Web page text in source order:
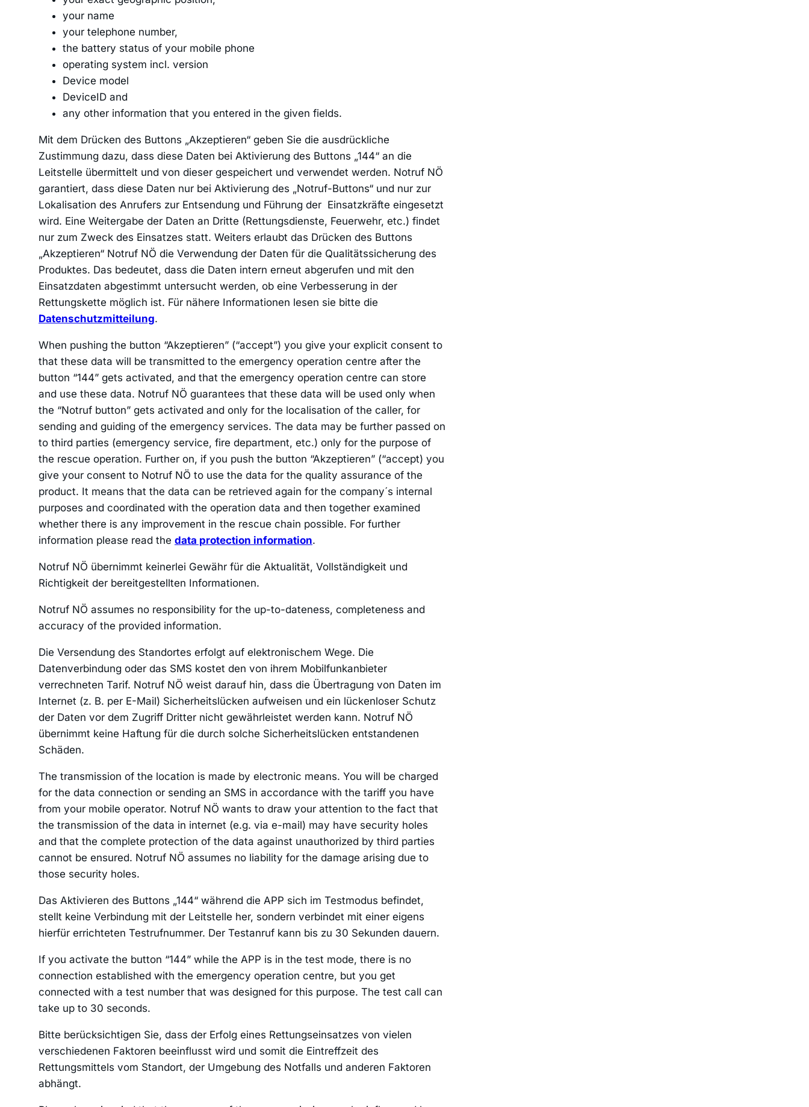
your name
your telephone number,
the battery status of your mobile phone
operating system incl. version
Device model
DeviceID and
any other information that you entered in the given fields.
Mit dem Drücken des Buttons „Akzeptieren“ geben Sie die ausdrückliche
Zustimmung dazu, dass diese Daten bei Aktivierung des Buttons „144“ an die
Leitstelle übermittelt und von dieser gespeichert und verwendet werden. Notruf NÖ
garantiert, dass diese Daten nur bei Aktivierung des „Notruf-Buttons“ und nur zur
Lokalisation des Anrufers zur Entsendung und Führung der Einsatzkräfte eingesetzt
wird. Eine Weitergabe der Daten an Dritte (Rettungsdienste, Feuerwehr, etc.) findet
nur zum Zweck des Einsatzes statt. Weiters erlaubt das Drücken des Buttons
„Akzeptieren“ Notruf NÖ die Verwendung der Daten für die Qualitätssicherung des
Produktes. Das bedeutet, dass die Daten intern erneut abgerufen und mit den
Einsatzdaten abgestimmt untersucht werden, ob eine Verbesserung in der
Rettungskette möglich ist. Für nähere Informationen lesen sie bitte die
Datenschutzmitteilung.
When pushing the button “Akzeptieren” (“accept”) you give your explicit consent to
that these data will be transmitted to the emergency operation centre after the
button “144” gets activated, and that the emergency operation centre can store
and use these data. Notruf NÖ guarantees that these data will be used only when
the “Notruf button” gets activated and only for the localisation of the caller, for
sending and guiding of the emergency services. The data may be further passed on
to third parties (emergency service, fire department, etc.) only for the purpose of
the rescue operation. Further on, if you push the button “Akzeptieren” (“accept) you
give your consent to Notruf NÖ to use the data for the quality assurance of the
product. It means that the data can be retrieved again for the company´s internal
purposes and coordinated with the operation data and then together examined
whether there is any improvement in the rescue chain possible. For further
information please read the data protection information.
Notruf NÖ übernimmt keinerlei Gewähr für die Aktualität, Vollständigkeit und
Richtigkeit der bereitgestellten Informationen.
Notruf NÖ assumes no responsibility for the up-to-dateness, completeness and
accuracy of the provided information.
Die Versendung des Standortes erfolgt auf elektronischem Wege. Die
Datenverbindung oder das SMS kostet den von ihrem Mobilfunkanbieter
verrechneten Tarif. Notruf NÖ weist darauf hin, dass die Übertragung von Daten im
Internet (z. B. per E-Mail) Sicherheitslücken aufweisen und ein lückenloser Schutz
der Daten vor dem Zugriff Dritter nicht gewährleistet werden kann. Notruf NÖ
übernimmt keine Haftung für die durch solche Sicherheitslücken entstandenen
Schäden.
The transmission of the location is made by electronic means. You will be charged
for the data connection or sending an SMS in accordance with the tariff you have
from your mobile operator. Notruf NÖ wants to draw your attention to the fact that
the transmission of the data in internet (e.g. via e-mail) may have security holes
and that the complete protection of the data against unauthorized by third parties
cannot be ensured. Notruf NÖ assumes no liability for the damage arising due to
those security holes.
Das Aktivieren des Buttons „144“ während die APP sich im Testmodus befindet,
stellt keine Verbindung mit der Leitstelle her, sondern verbindet mit einer eigens
hierfür errichteten Testrufnummer. Der Testanruf kann bis zu 30 Sekunden dauern.
If you activate the button “144” while the APP is in the test mode, there is no
connection established with the emergency operation centre, but you get
connected with a test number that was designed for this purpose. The test call can
take up to 30 seconds.
Bitte berücksichtigen Sie, dass der Erfolg eines Rettungseinsatzes von vielen
verschiedenen Faktoren beeinflusst wird und somit die Eintreffzeit des
Rettungsmittels vom Standort, der Umgebung des Notfalls und anderen Faktoren
abhängt.